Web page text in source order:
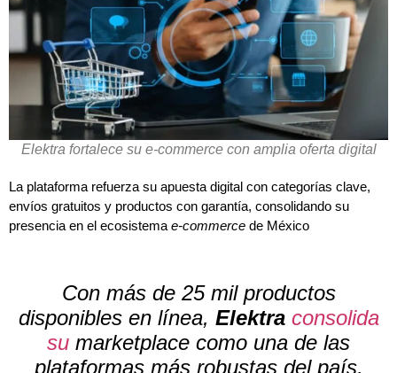
Elektra fortalece su e-commerce con amplia oferta digital
La plataforma refuerza su apuesta digital con categorías clave,
envíos gratuitos y productos con garantía, consolidando su
presencia en el ecosistema e-commerce de México
Con más de 25 mil productos
disponibles en línea, Elektra consolida
su marketplace como una de las
plataformas más robustas del país,